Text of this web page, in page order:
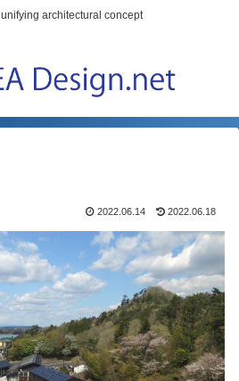
architectural concept
2022.06.14 2022.06.18